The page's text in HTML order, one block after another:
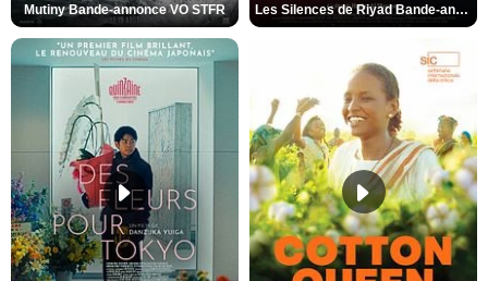
Mutiny Bande-annonce VO STFR Les Silences de Riyad Bande-annonce VO STFR